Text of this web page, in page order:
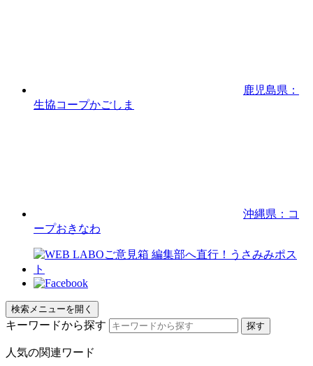
鹿児島県：
生協コープかごしま
沖縄県：コ
ープおきなわ
検索メニューを開く
キーワードから探す
人気の関連ワード